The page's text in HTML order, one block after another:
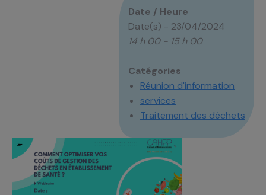
Date / Heure
Date(s) - 23/04/2024
14 h 00 - 15 h 00
Catégories
Réunion d'information
services
Traitement des déchets